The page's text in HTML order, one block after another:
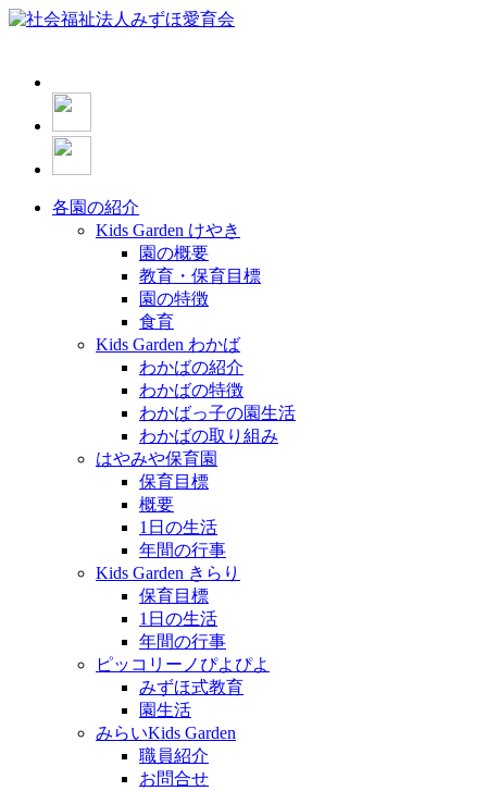
各園の紹介
Kids Garden けやき
園の概要
教育・保育目標
園の特徴
食育
Kids Garden わかば
わかばの紹介
わかばの特徴
わかばっ子の園生活
わかばの取り組み
はやみや保育園
保育目標
概要
1日の生活
年間の行事
Kids Garden きらり
保育目標
1日の生活
年間の行事
ピッコリーノぴよぴよ
みずほ式教育
園生活
みらいKids Garden
職員紹介
お問合せ